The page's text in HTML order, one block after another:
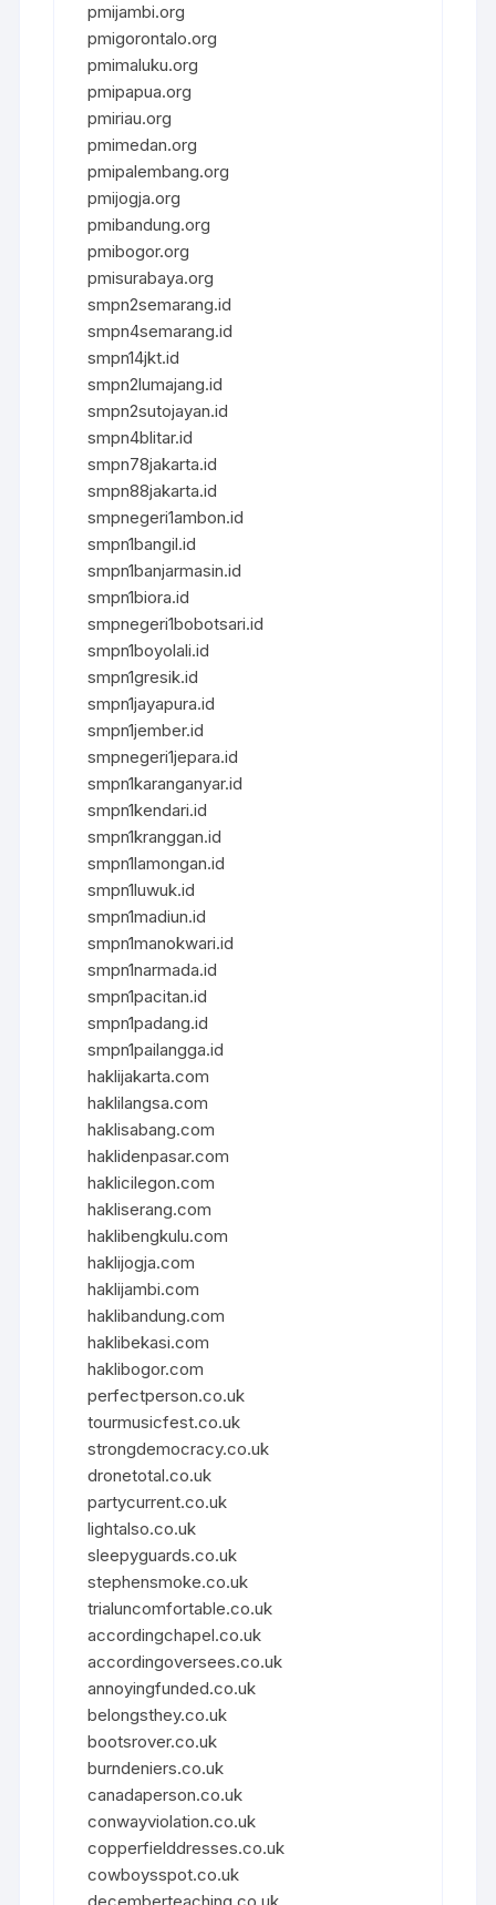
pmijambi.org
pmigorontalo.org
pmimaluku.org
pmipapua.org
pmiriau.org
pmimedan.org
pmipalembang.org
pmijogja.org
pmibandung.org
pmibogor.org
pmisurabaya.org
smpn2semarang.id
smpn4semarang.id
smpn14jkt.id
smpn2lumajang.id
smpn2sutojayan.id
smpn4blitar.id
smpn78jakarta.id
smpn88jakarta.id
smpnegeri1ambon.id
smpn1bangil.id
smpn1banjarmasin.id
smpn1biora.id
smpnegeri1bobotsari.id
smpn1boyolali.id
smpn1gresik.id
smpn1jayapura.id
smpn1jember.id
smpnegeri1jepara.id
smpn1karanganyar.id
smpn1kendari.id
smpn1kranggan.id
smpn1lamongan.id
smpn1luwuk.id
smpn1madiun.id
smpn1manokwari.id
smpn1narmada.id
smpn1pacitan.id
smpn1padang.id
smpn1pailangga.id
haklijakarta.com
haklilangsa.com
haklisabang.com
haklidenpasar.com
haklicilegon.com
hakliserang.com
haklibengkulu.com
haklijogja.com
haklijambi.com
haklibandung.com
haklibekasi.com
haklibogor.com
perfectperson.co.uk
tourmusicfest.co.uk
strongdemocracy.co.uk
dronetotal.co.uk
partycurrent.co.uk
lightalso.co.uk
sleepyguards.co.uk
stephensmoke.co.uk
trialuncomfortable.co.uk
accordingchapel.co.uk
accordingoversees.co.uk
annoyingfunded.co.uk
belongsthey.co.uk
bootsrover.co.uk
burndeniers.co.uk
canadaperson.co.uk
conwayviolation.co.uk
copperfielddresses.co.uk
cowboysspot.co.uk